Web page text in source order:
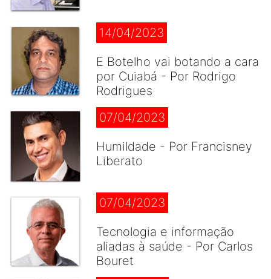
14/04/2023
E Botelho vai botando a cara
por Cuiabá - Por Rodrigo
Rodrigues
07/04/2023
Humildade - Por Francisney
Liberato
07/04/2023
Tecnologia e informação
aliadas à saúde - Por Carlos
Bouret